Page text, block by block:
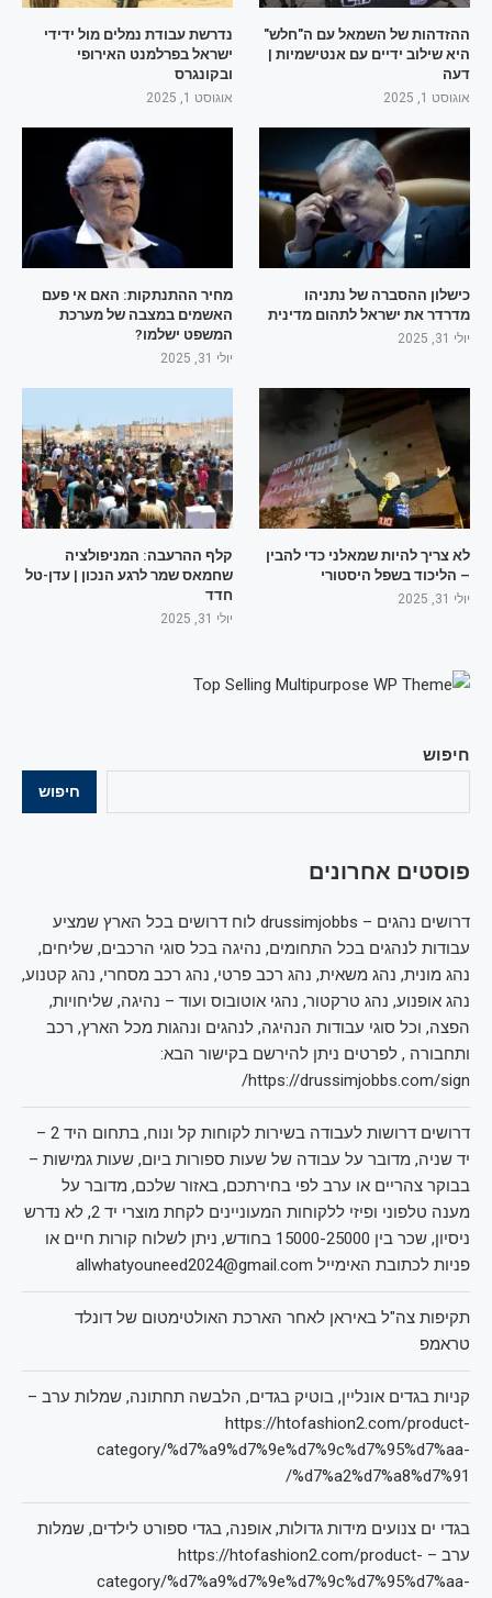
חיפוש
חיפוש
פוסטים אחרונים
דרושים נהגים – drussimjobbs לוח דרושים בכל הארץ שמציע
עבודות לנהגים בכל התחומים, נהיגה בכל סוגי הרכבים, שליחים,
נהג מונית, נהג משאית, נהג רכב פרטי, נהג רכב מסחרי, נהג קטנוע,
נהג אופנוע, נהג טרקטור, נהגי אוטובוס ועוד – נהיגה, שליחויות,
הפצה, וכל סוגי עבודות הנהיגה, לנהגים ונהגות מכל הארץ, רכב
ותחבורה , לפרטים ניתן להירשם בקישור הבא:
https://drussimjobbs.com/sign/
דרושים דרושות לעבודה בשירות לקוחות קל ונוח, בתחום היד 2 –
יד שניה, מדובר על עבודה של שעות ספורות ביום, שעות גמישות –
בבוקר צהריים או ערב לפי בחירתכם, באזור שלכם, מדובר על
מענה טלפוני ופיזי ללקוחות המעוניינים לקחת מוצרי יד 2, לא נדרש
ניסיון, שכר בין 15000-25000 בחודש, ניתן לשלוח קורות חיים או
פניות לכתובת האימייל allwhatyouneed2024@gmail.com
תקיפות צה"ל באיראן לאחר הארכת האולטימטום של דונלד
טראמפ
קניות בגדים אונליין, בוטיק בגדים, הלבשה תחתונה, שמלות ערב –
https://htofashion2.com/product-
category/%d7%a9%d7%9e%d7%9c%d7%95%d7%aa-
%d7%a2%d7%a8%d7%91/
בגדי ים צנועים מידות גדולות, אופנה, בגדי ספורט לילדים, שמלות
ערב – https://htofashion2.com/product-
category/%d7%a9%d7%9e%d7%9c%d7%95%d7%aa-
ההזדהות של השמאל עם ה"חלש"
היא שילוב ידיים עם אנטישמיות |
דעה
אוגוסט 1, 2025
נדרשת עבודת נמלים מול ידידי
ישראל בפרלמנט האירופי
ובקונגרס
אוגוסט 1, 2025
כישלון ההסברה של נתניהו
מדרדר את ישראל לתהום מדינית
יולי 31, 2025
מחיר ההתנתקות: האם אי פעם
האשמים במצבה של מערכת
המשפט ישלמו?
יולי 31, 2025
לא צריך להיות שמאלני כדי להבין
– הליכוד בשפל היסטורי
יולי 31, 2025
קלף ההרעבה: המניפולציה
שחמאס שמר לרגע הנכון | עדן-טל
חדד
יולי 31, 2025